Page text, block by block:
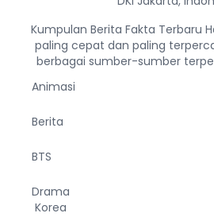
Kumpulan Berita Fakta Terbaru
paling cepat dan paling
berbagai sumber-sumber
Animasi
Berita
BTS
Drama
Korea